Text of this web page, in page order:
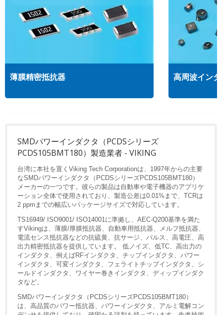
薄膜精密抵抗器 高周波イン
SMDパワーインダクタ（PCDSシリーズ
PCDS105BMT180）製造業者 - VIKING
台湾に本社を置くViking Tech Corporationは、1997年からの主要
なSMDパワーインダクタ（PCDSシリーズPCDS105BMT180）
メーカーの一つです。彼らの製品は自動車や電子機器のアプリケ
ーション全体で使用されており、製造公差は0.01%まで、TCRは
2 ppmまでの幅広いパッケージサイズで対応しています。
TS16949/ ISO9001/ ISO14001に準拠し、AEC-Q200基準を満た
すVikingは、薄膜/厚膜抵抗器、自動車用抵抗器、メルフ抵抗器、
電流センス抵抗器などの抗硫黄、抗サージ、パルス、高電圧、高
出力精密抵抗器を提供しています。 低ノイズ、低TC、高出力の
インダクタ、例えばRFインダクタ、チップインダクタ、パワー
インダクタ、可変インダクタ、フェライトチップインダクタ、シ
ールドインダクタ、ワイヤー巻きインダクタ、ディップインダク
タなど。
SMDパワーインダクタ（PCDSシリーズPCDS105BMT180）
は、高品質のパワー抵抗器、パワーインダクタ、アルミ電解コン